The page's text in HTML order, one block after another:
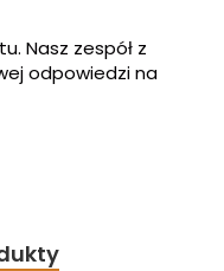
Nasz zespół z
odpowiedzi na